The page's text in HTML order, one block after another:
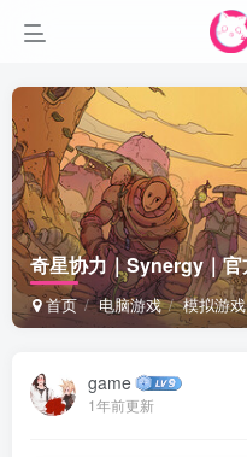
奇星协力｜Synergy｜
首页 电脑游戏 模拟游戏
game
1年前更新